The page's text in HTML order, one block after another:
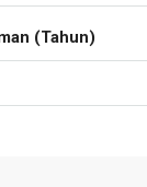
(Tahun)